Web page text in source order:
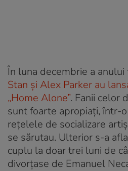
În luna decembrie a anului
Stan și Alex Parker au
„Home Alone”. Fanii celor
sunt foarte apropiați, într-
rețelele de socializare
se sărutau. Ulterior s-a
cuplu la doar trei luni de
divorțase de Emanuel